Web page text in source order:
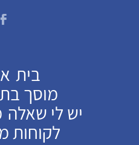
בית
מוסך
יש לי שאלה
לקוחות